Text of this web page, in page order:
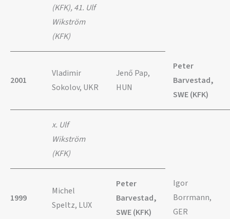
(KFK), 41. Ulf
Wikström
(KFK)
2001
Vladimir
Sokolov, UKR
Jenő Pap,
HUN
Peter
Barvestad,
SWE (KFK)
x. Ulf
Wikström
(KFK)
1999
Michel
Speltz, LUX
Peter
Barvestad,
SWE (KFK)
Igor
Borrmann,
GER